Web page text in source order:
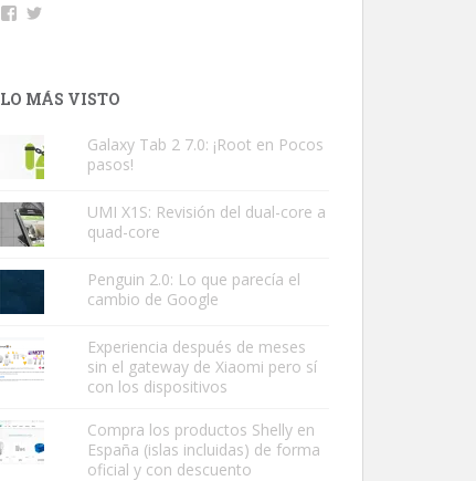
Facebook
LO MÁS VISTO
Galaxy Tab 2 7.0: ¡Root en Pocos
pasos!
UMI X1S: Revisión del dual-core a
quad-core
Penguin 2.0: Lo que parecía el
cambio de Google
Experiencia después de meses
sin el gateway de Xiaomi pero sí
con los dispositivos
Compra los productos Shelly en
España (islas incluidas) de forma
oficial y con descuento